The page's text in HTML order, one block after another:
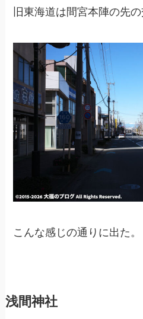
旧東海道は間宮本陣の先
こんな感じの通りに出た。
浅間神社